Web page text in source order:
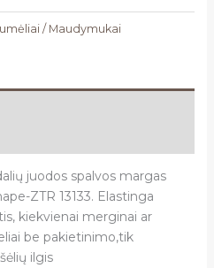
/ Maudymukai
juodos spalvos margas
ZTR 13133. Elastinga
kiekvienai merginai ar
be pakietinimo,tik
ilgis